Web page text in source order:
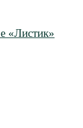
«Листик»